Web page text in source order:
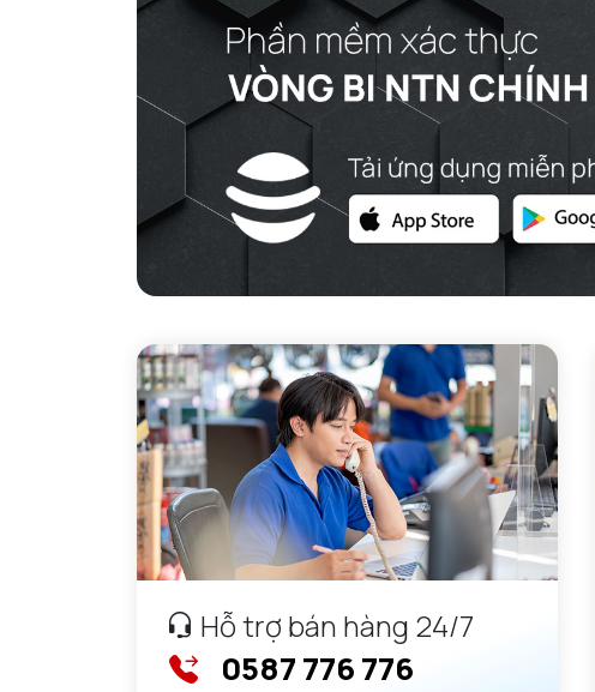
Hỗ trợ bán hàng 24/7
0587 776 776